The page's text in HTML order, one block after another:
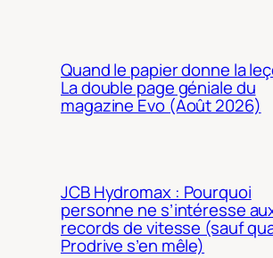
Quand le papier donne la
La double page géniale du
magazine Evo (Août 2026)
JCB Hydromax : Pourquoi
personne ne s’intéresse
records de vitesse (sauf
Prodrive s’en mêle)